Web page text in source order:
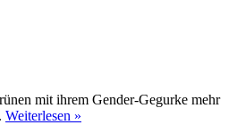
mit ihrem Gender-Gegurke mehr
Weiterlesen »